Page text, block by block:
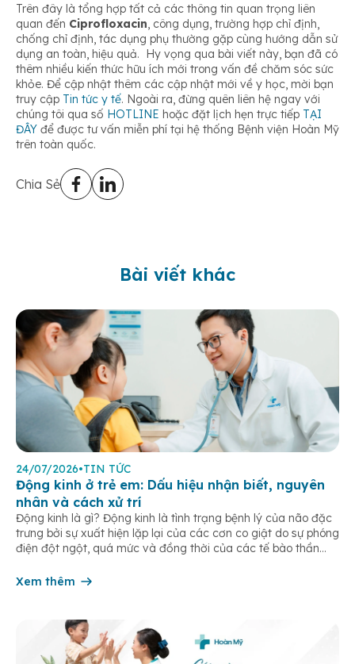
Trên đây là tổng hợp tất cả các thông tin quan trọng liên
quan đến Ciprofloxacin, công dụng, trường hợp chỉ định,
chống chỉ định, tác dụng phụ thường gặp cùng hướng dẫn sử
dụng an toàn, hiệu quả. Hy vọng qua bài viết này, bạn đã có
thêm nhiều kiến thức hữu ích mới trong vấn đề chăm sóc sức
khỏe. Để cập nhật thêm các cập nhật mới về y học, mời bạn
truy cập Tin tức y tế. Ngoài ra, đừng quên liên hệ ngay với
chúng tôi qua số HOTLINE hoặc đặt lịch hẹn trực tiếp TẠI
ĐÂY để được tư vấn miễn phí tại hệ thống Bệnh viện Hoàn Mỹ
trên toàn quốc.
Chia Sẻ
Bài viết khác
24/07/2026•TIN TỨC
Động kinh ở trẻ em: Dấu hiệu nhận biết, nguyên
nhân và cách xử trí
Động kinh là gì? Động kinh là tình trạng bệnh lý của não đặc
trưng bởi sự xuất hiện lặp lại của các cơn co giật do sự phóng
điện đột ngột, quá mức và đồng thời của các tế bào thần
Xem thêm